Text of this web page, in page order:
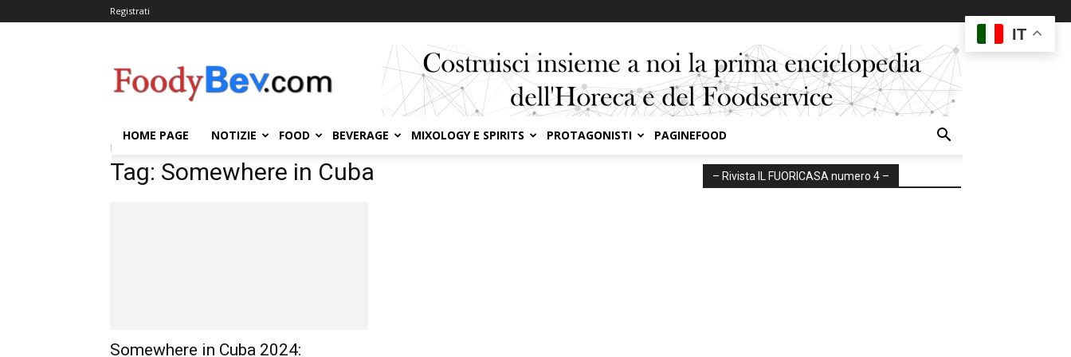
Registrati
HOME PAGE NOTIZIE FOOD BEVERAGE MIXOLOGY E SPIRITS PROTAGONISTI PAGINEFOOD
Home
Tag: Somewhere in Cuba
Somewhere in Cuba 2024:
– Rivista IL FUORICASA numero 4 –
IT